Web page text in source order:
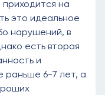
на
это идеальное
нарушений, в
есть вторая
и
раньше 6-7 лет, а